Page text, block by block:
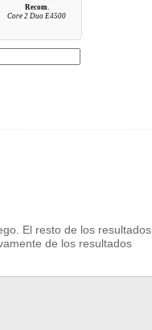
Recom.
Core 2 Duo E4500
El resto de los resultados
de los resultados